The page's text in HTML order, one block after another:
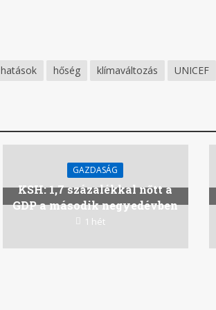
hatások hőség klímaváltozás UNICEF
GAZDASÁG
KSH: 1,7 százalékkal nőtt a
GDP a második negyedévben
1 hét